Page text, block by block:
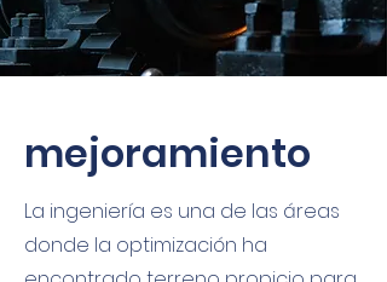
mejoramiento
La ingeniería es una de las áreas
donde la optimización ha